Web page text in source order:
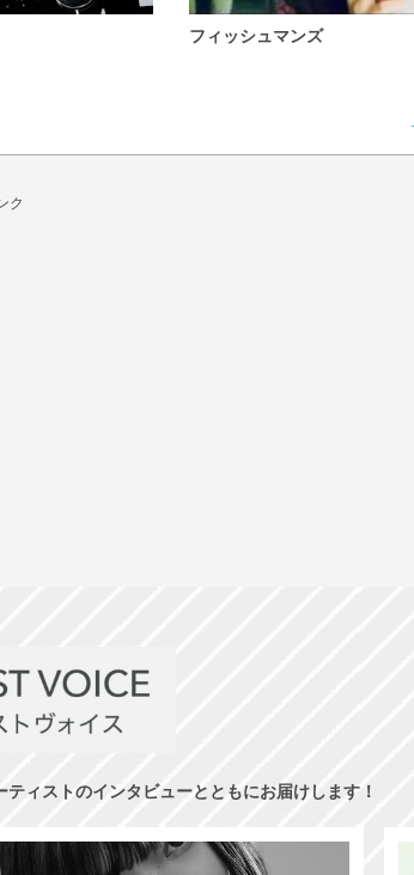
フィッシュマンズ
ク
ィストのインタビューとともにお届けします！